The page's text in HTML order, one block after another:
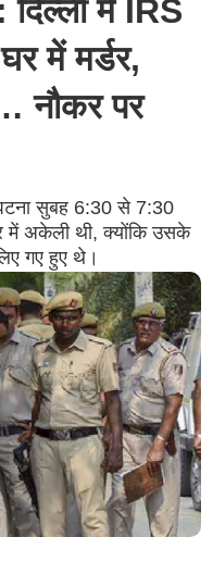
में IRS
में मर्डर,
नौकर पर
सुबह 6:30 से 7:30
अकेली थी, क्योंकि उसके
गए हुए थे।